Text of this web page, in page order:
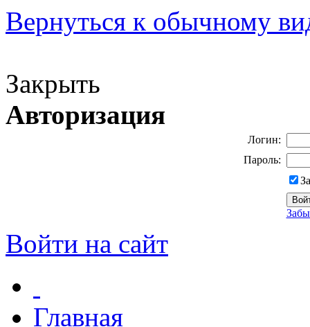
Вернуться к обычному
Закрыть
Авторизация
Логин:
Пароль:
Войти на сайт
Главная